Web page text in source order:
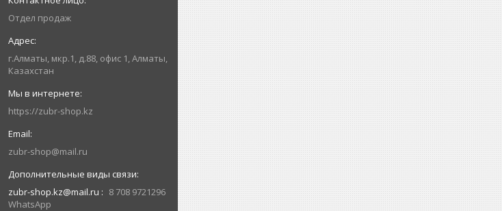
Отдел продаж
г.Алматы, мкр.1, д.88, офис 1, Алматы,
Казахстан
https://zubr-shop.kz
zubr-shop@mail.ru
zubr-shop.kz@mail.ru
8 708 9721296
WhatsApp